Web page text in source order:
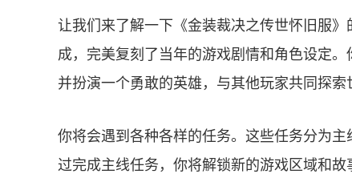
让我们来了解一下《金装裁决之传世怀旧服
成，完美复刻了当年的游戏剧情和角色设定
并扮演一个勇敢的英雄，与其他玩家共同探索
你将会遇到各种各样的任务。这些任务分为
过完成主线任务，你将解锁新的游戏区域和